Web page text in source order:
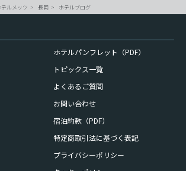
ルメッツ 長岡 ホテルブログ
ホテルパンフレット（PDF）
トピックス一覧
よくあるご質問
お問い合わせ
宿泊約款（PDF）
特定商取引法に基づく表記
プライバシーポリシー